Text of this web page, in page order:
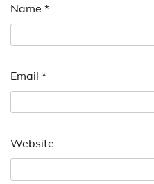
Name *
Email *
Website